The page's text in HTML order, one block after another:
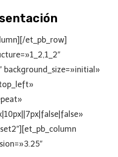
et_pb_row]
background_size=»initial»